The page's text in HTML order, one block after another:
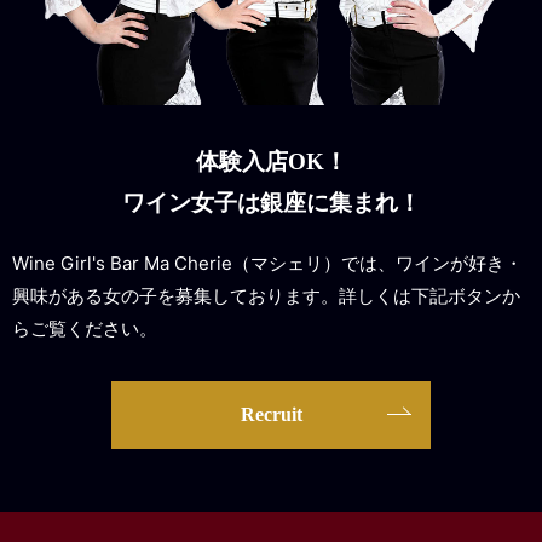
体験入店OK！
ワイン女子は銀座に集まれ！
Wine Girl's Bar Ma Cherie（マシェリ）では、ワインが好き・
興味がある女の子を募集しております。詳しくは下記ボタンか
らご覧ください。
Recruit